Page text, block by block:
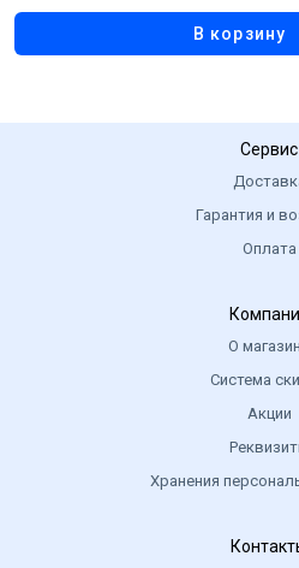
В корзину
Сервис
Гарантия и
Оплата
О
Система
Акции
Хранения